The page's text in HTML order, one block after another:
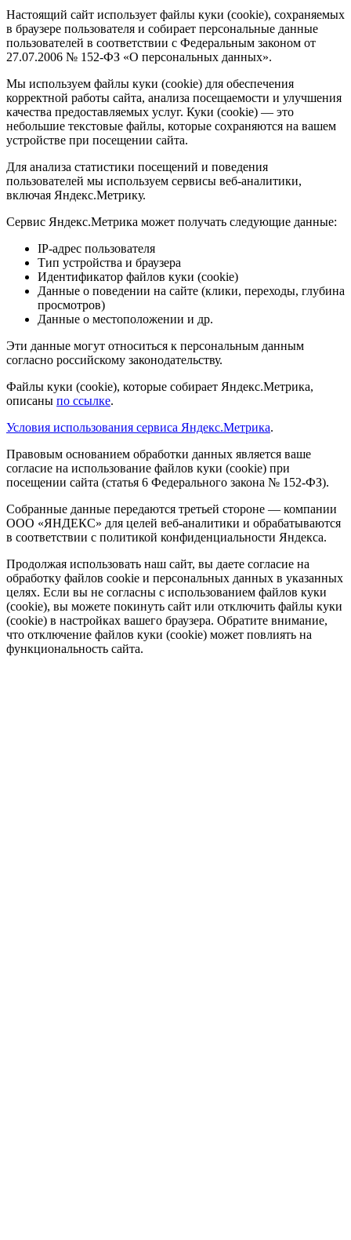
Настоящий сайт использует файлы куки (cookie), сохраняемых
в браузере пользователя и собирает персональные данные
пользователей в соответствии с Федеральным законом от
27.07.2006 № 152-ФЗ «О персональных данных».
Мы используем файлы куки (cookie) для обеспечения
корректной работы сайта, анализа посещаемости и улучшения
качества предоставляемых услуг. Куки (cookie) — это
небольшие текстовые файлы, которые сохраняются на вашем
устройстве при посещении сайта.
Для анализа статистики посещений и поведения
пользователей мы используем сервисы веб-аналитики,
включая Яндекс.Метрику.
Сервис Яндекс.Метрика может получать следующие данные:
IP-адрес пользователя
Тип устройства и браузера
Идентификатор файлов куки (cookie)
Данные о поведении на сайте (клики, переходы, глубина
просмотров)
Данные о местоположении и др.
Эти данные могут относиться к персональным данным
согласно российскому законодательству.
Файлы куки (cookie), которые собирает Яндекс.Метрика,
описаны по ссылке.
Условия использования сервиса Яндекс.Метрика.
Правовым основанием обработки данных является ваше
согласие на использование файлов куки (cookie) при
посещении сайта (статья 6 Федерального закона № 152-ФЗ).
Собранные данные передаются третьей стороне — компании
ООО «ЯНДЕКС» для целей веб-аналитики и обрабатываются
в соответствии с политикой конфиденциальности Яндекса.
Продолжая использовать наш сайт, вы даете согласие на
обработку файлов cookie и персональных данных в указанных
целях. Если вы не согласны с использованием файлов куки
(cookie), вы можете покинуть сайт или отключить файлы куки
(cookie) в настройках вашего браузера. Обратите внимание,
что отключение файлов куки (cookie) может повлиять на
функциональность сайта.